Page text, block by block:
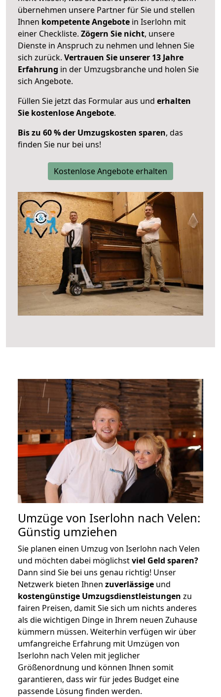
übernehmen unsere Partner für Sie und stellen
Ihnen kompetente Angebote in Iserlohn mit
einer Checkliste. Zögern Sie nicht, unsere
Dienste in Anspruch zu nehmen und lehnen Sie
sich zurück. Vertrauen Sie unserer 13 Jahre
Erfahrung in der Umzugsbranche und holen Sie
sich Angebote.
Füllen Sie jetzt das Formular aus und erhalten
Sie kostenlose Angebote.
Bis zu 60 % der Umzugskosten sparen, das
finden Sie nur bei uns!
Kostenlose Angebote erhalten
Umzüge von Iserlohn nach Velen:
Günstig umziehen
Sie planen einen Umzug von Iserlohn nach Velen
und möchten dabei möglichstviel Geld sparen?
Dann sind Sie bei uns genau richtig! Unser
Netzwerk bieten Ihnen zuverlässige und
kostengünstige Umzugsdienstleistungen zu
fairen Preisen, damit Sie sich um nichts anderes
als die wichtigen Dinge in Ihrem neuen Zuhause
kümmern müssen. Weiterhin verfügen wir über
umfangreiche Erfahrung mit Umzügen von
Iserlohn nach Velen mit jeglicher
Größenordnung und können Ihnen somit
garantieren, dass wir für jedes Budget eine
passende Lösung finden werden.